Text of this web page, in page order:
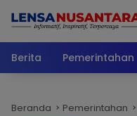
Berita
Pemerintahan
Beranda Pemerintahan